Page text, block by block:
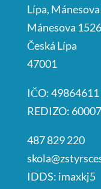
Lípa,
Mánesova 1526
Česká Lípa
47001
IČO: 49864611
REDIZO:
487 829 220
IDDS: imaxkj5